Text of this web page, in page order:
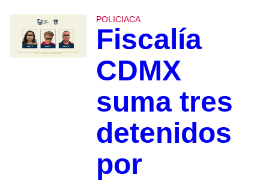
POLICIACA
Fiscalía
CDMX
suma tres
detenidos
por